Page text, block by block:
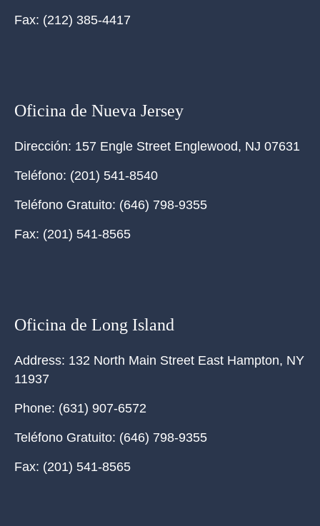
Fax: (212) 385-4417
Oficina de Nueva Jersey
Dirección: 157 Engle Street Englewood, NJ 07631
Teléfono: (201) 541-8540
Teléfono Gratuito: (646) 798-9355
Fax: (201) 541-8565
Oficina de Long Island
Address: 132 North Main Street East Hampton, NY
11937
Phone: (631) 907-6572
Teléfono Gratuito: (646) 798-9355
Fax: (201) 541-8565